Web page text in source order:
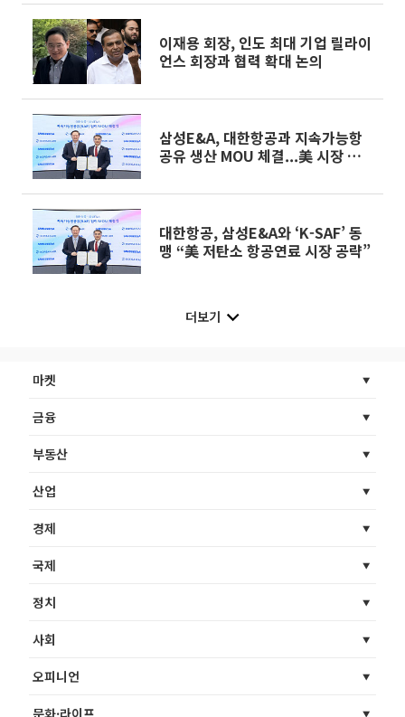
이재용 회장, 인도 최대 기업 릴라이
언스 회장과 협력 확대 논의
삼성E&A, 대한항공과 지속가능항
공유 생산 MOU 체결...美 시장 진출
대한항공, 삼성E&A와 ‘K-SAF’ 동
맹 “美 저탄소 항공연료 시장 공략”
더보기
마켓
금융
부동산
산업
경제
국제
정치
사회
오피니언
문화·라이프